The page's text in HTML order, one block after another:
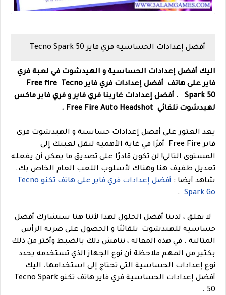
أفضل إعدادات الحساسية فري فاير TecnoSpark 50
اليك أفضل إعدادات الحساسية و الهيدشوت في لعبة فري
فاير على هاتف
أفضل إعدادات فري فاير Free fireTecno
Spark 50
. أفضل إعدادات غارينا فري فاير و فري فاير ماكس
لهيدشوت تلقائي Free Fire Auto Headshot .
يعد العثور على أفضل إعدادات حساسية و الهيدشوت فري
فاير Free Fire أمرًا في غاية الأهمية لنقل لعبتك إلى
المستوى التالي! لن تكون قادرًا على تصديق ما يمكن أن يفعله
تعديل طفيف هنا وهناك لأسلوب اللعب العام الخاص بك.
شاهد أيضا :
أفضل إعدادات فري فاير على هاتف تكنو Tecno
Spark Go
.
لا تقلق ، لدينا أفضل الحلول لهذا لأننا هنا سنشارك أفضل
حساسية للهيدشوت تلقائيًا و الحصول على ضربة الرأس
المثالية . في هذه المقالة ، نناقش ذلك بالضبط وأكثر من ذلك
بكثير من المهم ملاحظة أن نوع الجهاز الذي تستخدمه يحدد
نوع إعدادات الحساسية التي تحتاج إلى استخدامها. اليك
أفضل إعدادات الحساسية فري فاير هاتف تكنو Tecno Spark
50 .